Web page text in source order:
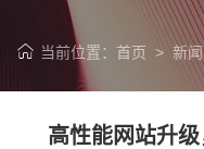
当前位置： 首页 > 新
高性能网站升